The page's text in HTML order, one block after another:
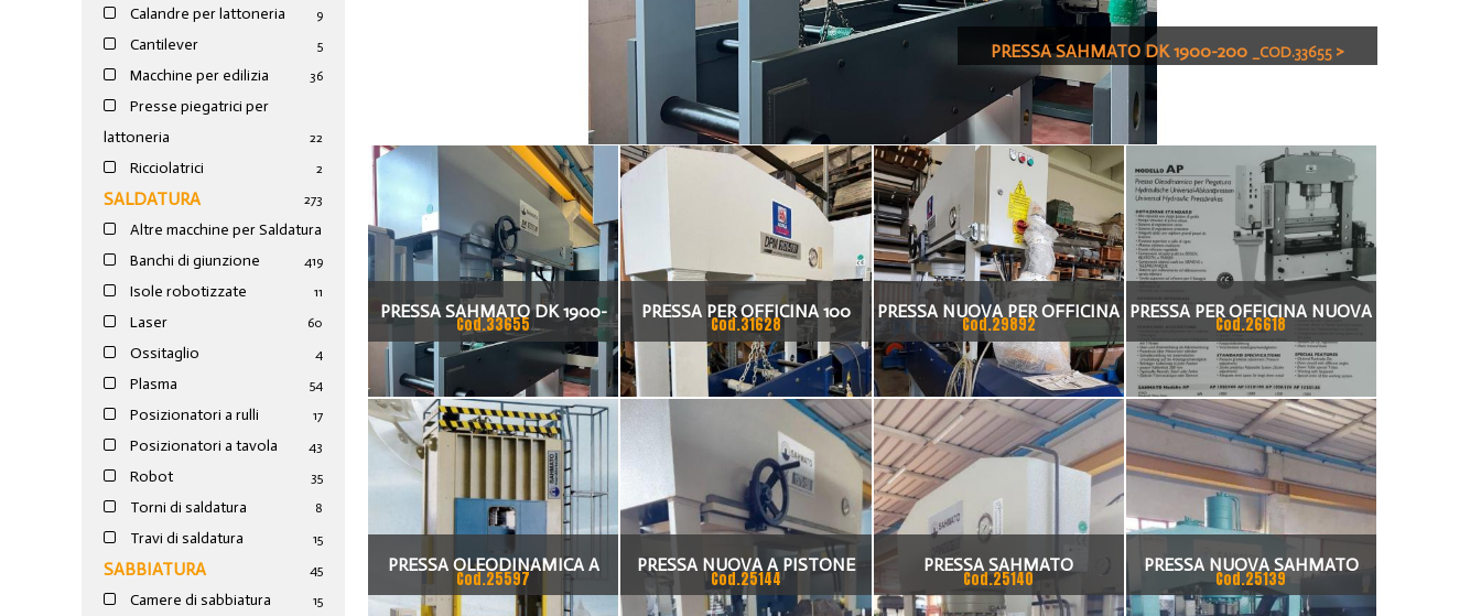
Calandre per lattoneria 9
Cantilever 5
Macchine per edilizia 36
Presse piegatrici per
lattoneria
22
Ricciolatrici 2
SALDATURA 273
Altre macchine per Saldatura
19
Banchi di giunzione 4
Isole robotizzate 11
Laser 60
Ossitaglio 4
Plasma 54
Posizionatori a rulli 17
Posizionatori a tavola 43
Robot 35
Torni di saldatura 8
Travi di saldatura 15
SABBIATURA 45
Camere di sabbiatura 15
PRESSA SAHMATO DK 1900-200 _COD.33655 >
PRESSA SAHMATO DK 1900-
200
Cod.33655
PRESSA PER OFFICINA 100
TON NUOVA
Cod.31628
PRESSA NUOVA PER OFFICINA
DPM
Cod.29892
PRESSA PER OFFICINA NUOVA
100 TON E 150 TON
Cod.26618
PRESSA OLEODINAMICA A
DOPPIO MONTANTE
Cod.25597
PRESSA NUOVA A PISTONE
FISSO
Cod.25144
PRESSA SAHMATO
Cod.25140
PRESSA NUOVA SAHMATO
Cod.25139